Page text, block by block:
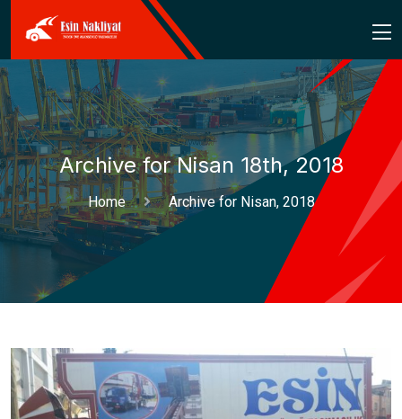
Archive for Nisan 18th, 2018
Home Archive for Nisan, 2018